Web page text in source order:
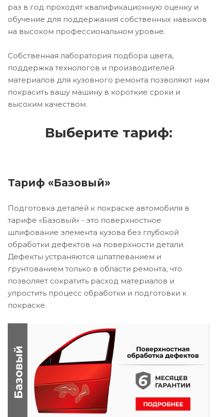
раз в год проходят квалификационную оценку и
обучение для поддержания собственных навыков
на высоком профессиональном уровне.
Собственная лаборатория подбора цвета,
поддержка технологов и производителей
материалов для кузовного ремонта позволяют нам
покрасить вашу машину в короткие сроки и
высоким качеством.
Выберите тариф:
Тариф «Базовый»
Подготовка деталей к покраске автомобиля в
тарифе «Базовый» - это поверхностное
шлифование элемента кузова без глубокой
обработки дефектов на поверхности детали.
Дефекты устраняются шпатлеванием и
грунтованием только в области ремонта, что
позволяет сократить расход материалов и
упростить процесс обработки и подготовки к
покраске.